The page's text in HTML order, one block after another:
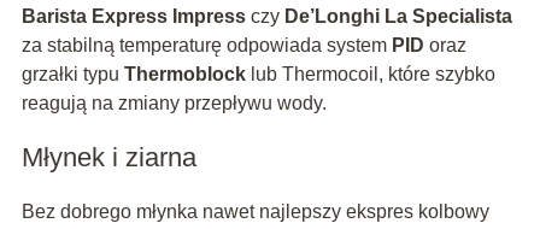
Barista Express Impressczy De’Longhi La Specialista
za stabilną temperaturę odpowiada system PID oraz
grzałki typu Thermoblocklub Thermocoil, które szybko
reagują na zmiany przepływu wody.
Młynek i ziarna
Bez dobrego młynka nawet najlepszy ekspres kolbowy